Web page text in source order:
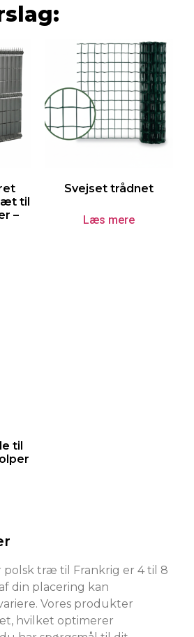
til
–
Svejset trådnet
Læs mere
til
polsk træ til Frankrig er 4 til 8
din placering kan
Vores produkter
hvilket optimerer